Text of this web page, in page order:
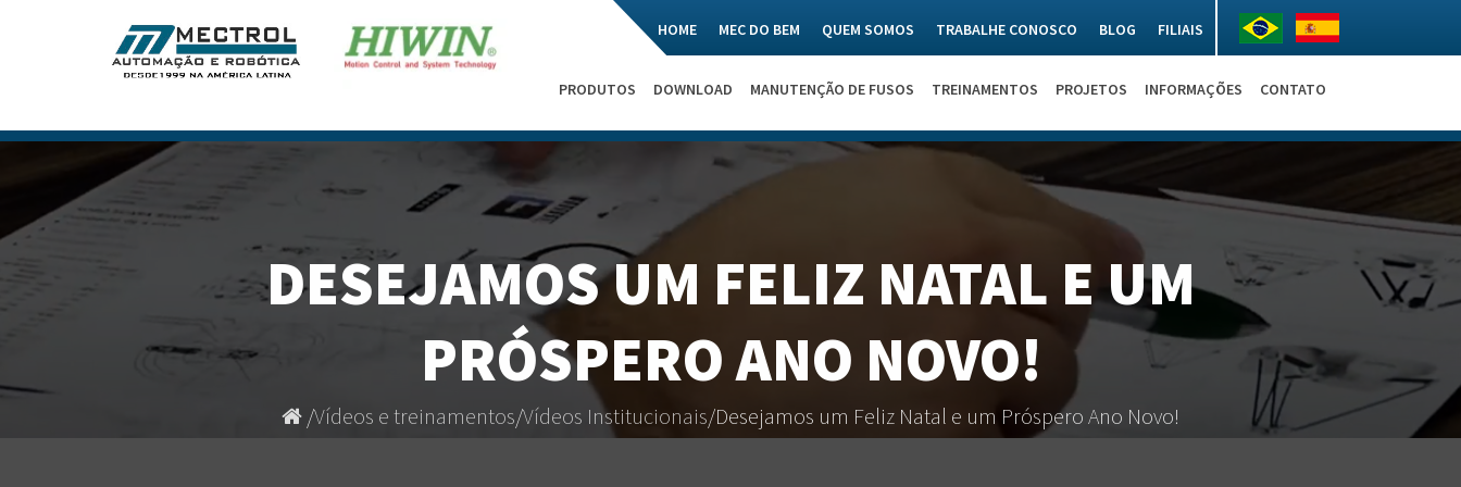
HOME MEC DO BEM QUEM SOMOS TRABALHE CONOSCO BLOG FILIAIS
PRODUTOS DOWNLOAD MANUTENÇÃO DE FUSOS TREINAMENTOS PROJETOS INFORMAÇÕES CONTATO
DESEJAMOS UM FELIZ NATAL E UM
PRÓSPERO ANO NOVO!
/Vídeos e treinamentos/Vídeos Institucionais/Desejamos um Feliz Natal e um Próspero Ano Novo!